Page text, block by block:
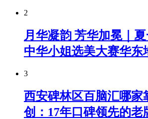
2
月华凝韵 芳华加冕｜
中华小姐选美大赛华东
3
西安碑林区百脑汇哪家
创：17年口碑领先的老